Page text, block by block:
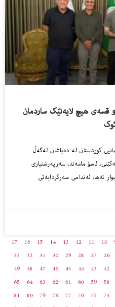
قسەی هیچ لایەنێک ساردمان
کوردستان لە دەباشان لەگەڵ
ئاسۆ مامەند، سەرپەرشتیاری
تەها، ئەندامی سەرکردایەتی
10
11
12
13
14
15
16
17
26
27
28
29
30
31
32
33
42
43
44
45
46
47
48
49
58
59
60
61
62
63
64
65
74
75
76
77
78
79
80
81